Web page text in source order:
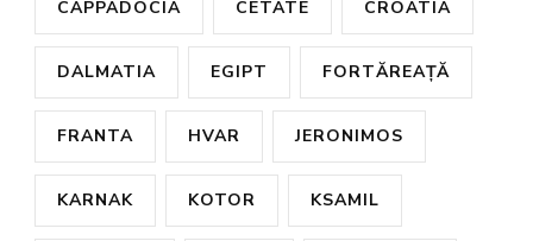
CAPPADOCIA CETATE CROATIA
DALMATIA EGIPT FORTĂREAȚĂ
FRANTA HVAR JERONIMOS
KARNAK KOTOR KSAMIL